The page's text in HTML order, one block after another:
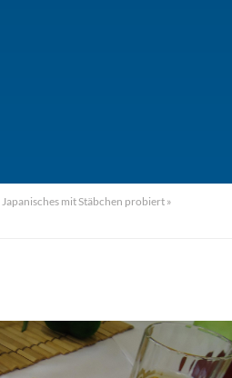
mit Stäbchen probiert»